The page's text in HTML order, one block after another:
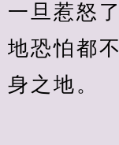
一旦惹怒
地恐怕都
身之地。